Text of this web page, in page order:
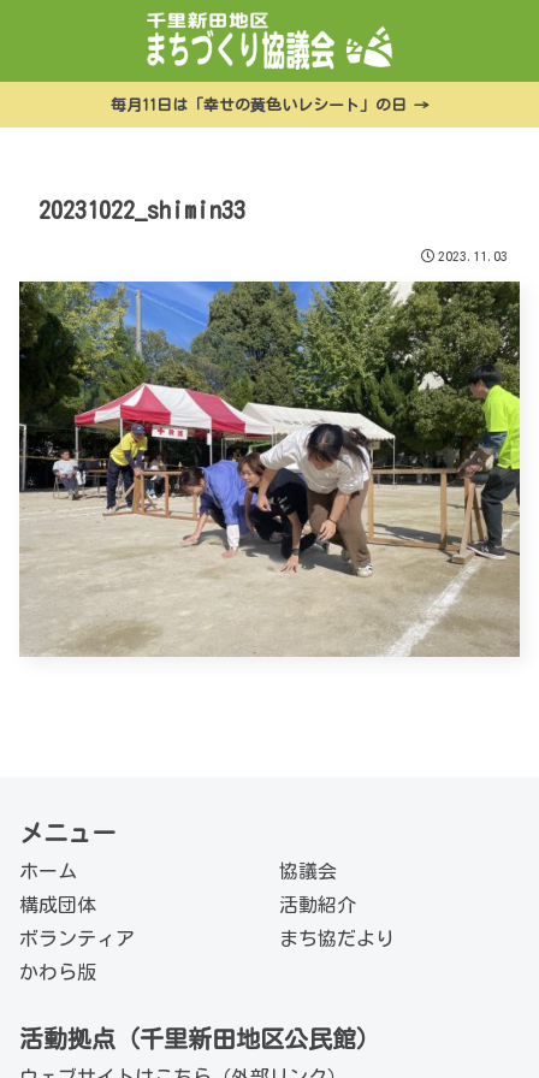
毎月11日は「幸せの黄色いレシート」の日 →
20231022_shimin33
2023.11.03
メニュー
ホーム
協議会
構成団体
活動紹介
ボランティア
まち協だより
かわら版
活動拠点（千里新田地区公民館）